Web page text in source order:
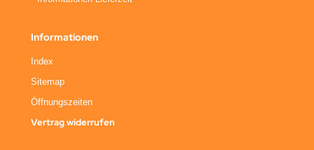
Informationen
Index
Sitemap
Öffnungszeiten
Vertrag widerrufen